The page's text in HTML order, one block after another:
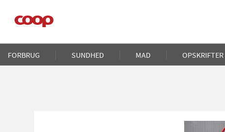
hovedindhold
Main
navigation
FORBRUG SUNDHED MAD OPSKRIFTER